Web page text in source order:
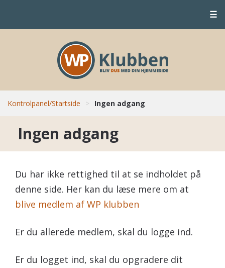
☰
Kontrolpanel/Startside > Ingen adgang
Ingen adgang
Du har ikke rettighed til at se indholdet på
denne side. Her kan du læse mere om at
blive medlem af WP klubben
Er du allerede medlem, skal du logge ind.
Er du logget ind, skal du opgradere dit